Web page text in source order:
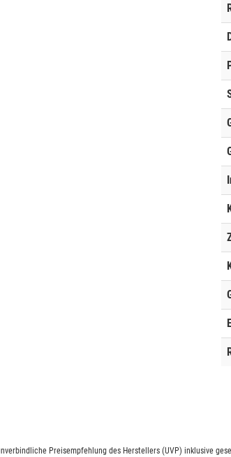
Preisempfehlung des Herstellers (UVP) inklusive